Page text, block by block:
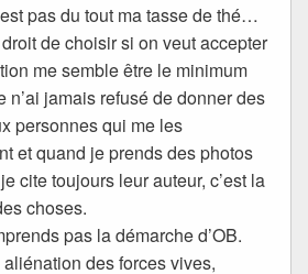
pas du tout ma tasse de thé…
de choisir si on veut accepter
me semble être le minimum
n’ai jamais refusé de donner des
personnes qui me les
et quand je prends des photos
cite toujours leur auteur, c’est la
choses.
pas la démarche d’OB.
aliénation des forces vives,